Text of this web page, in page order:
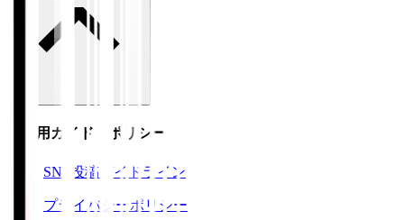
ご利用ガイド・ポリシー
SNS投稿ガイドライン
プライバシーポリシー